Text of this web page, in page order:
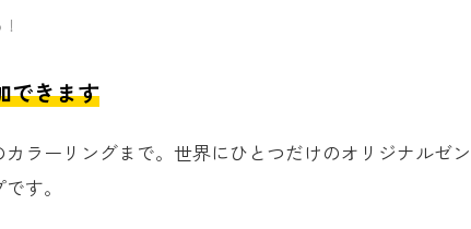
できます
ラーリングまで。世界にひとつだけのオリジナルゼ
す。